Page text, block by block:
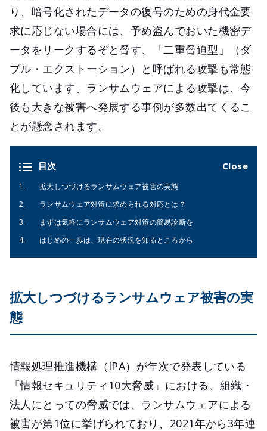
り、暗号化されたデータの復号のための身代金要
求に応じない場合には、予め盗んでおいた機密デ
ータをリークするぞと脅す、「二重脅迫型」（ダ
ブル・エクストーション）と呼ばれる攻撃も常態
化しています。ランサムウェアによる攻撃は、今
後も大きな被害へ発展する事例が多数出てくるこ
とが懸念されます。
目次
拡大しつづけるランサムウェア被害の実態
ランサムウェア対策に求められる対応とは？
まずは気軽にランサムウェア対策の簡易診断を
はじめの一歩は、現在の状況を知るところから
拡大しつづけるランサムウェア被害の実
態
情報処理推進機構（IPA）が年次で発表している
「情報セキュリティ10大脅威」における、組織・
法人にとっての脅威では、ランサムウェアによる
被害が第1位に挙げられており、2021年から3年連